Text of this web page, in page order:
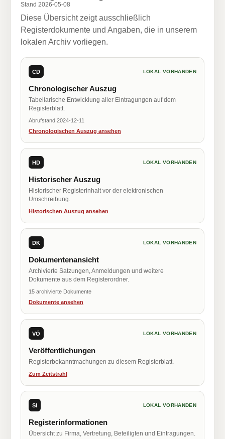
Stand 2026-05-08
Diese Übersicht zeigt ausschließlich
Registerdokumente und Angaben, die in unserem
lokalen Archiv vorliegen.
CD LOKAL VORHANDEN
Chronologischer Auszug
Tabellarische Entwicklung aller Eintragungen auf dem
Registerblatt.
Abrufstand 2024-12-11
Chronologischen Auszug ansehen
HD LOKAL VORHANDEN
Historischer Auszug
Historischer Registerinhalt vor der elektronischen
Umschreibung.
Historischen Auszug ansehen
DK LOKAL VORHANDEN
Dokumentenansicht
Archivierte Satzungen, Anmeldungen und weitere
Dokumente aus dem Registerordner.
15 archivierte Dokumente
Dokumente ansehen
VÖ LOKAL VORHANDEN
Veröffentlichungen
Registerbekanntmachungen zu diesem Registerblatt.
Zum Zeitstrahl
SI LOKAL VORHANDEN
Registerinformationen
Übersicht zu Firma, Vertretung, Beteiligten und Eintragungen.